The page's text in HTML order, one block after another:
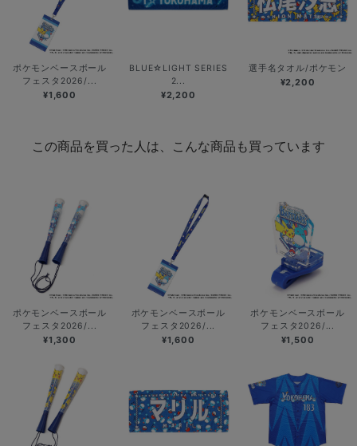
ポケモンベースボール
フェスタ2026/...
¥1,600
BLUE☆LIGHT SERIES
2...
¥2,200
選手名タオル/ポケモン
¥2,200
この商品を買った人は、こんな商品も買っています
ポケモンベースボール
フェスタ2026/...
¥1,300
ポケモンベースボール
フェスタ2026/...
¥1,600
ポケモンベースボール
フェスタ2026/...
¥1,500